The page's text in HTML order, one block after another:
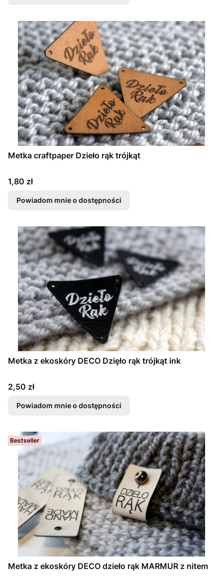
Metka craftpaper Dzieło rąk trójkąt
Cena
1,80 zł
Powiadom mnie o dostępności
Metka z ekoskóry DECO Dzięło rąk trójkąt ink
Cena
2,50 zł
Powiadom mnie o dostępności
Bestseller
Metka z ekoskóry DECO dzieło rąk MARMUR z nitem